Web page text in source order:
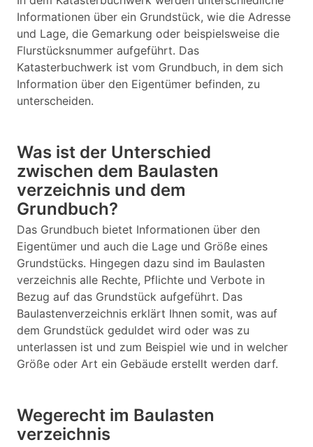
Informationen über ein Grundstück, wie die Adresse
und Lage, die Gemarkung oder beispielsweise die
Flurstücksnummer aufgeführt. Das
Katasterbuchwerk ist vom Grundbuch, in dem sich
Information über den Eigentümer befinden, zu
unterscheiden.
Was ist der Unterschied
zwischen dem Baulasten
verzeichnis und dem
Grundbuch?
Das Grundbuch bietet Informationen über den
Eigentümer und auch die Lage und Größe eines
Grundstücks. Hingegen dazu sind im Baulasten
verzeichnis alle Rechte, Pflichte und Verbote in
Bezug auf das Grundstück aufgeführt. Das
Baulastenverzeichnis erklärt Ihnen somit, was auf
dem Grundstück geduldet wird oder was zu
unterlassen ist und zum Beispiel wie und in welcher
Größe oder Art ein Gebäude erstellt werden darf.
Wegerecht im Baulasten
verzeichnis